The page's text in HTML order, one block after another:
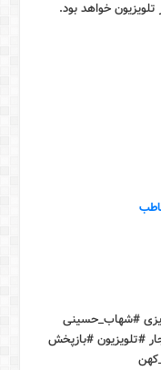
خواهد بود.
#شهاب_حسینی
#تلویزیون #بازپخش